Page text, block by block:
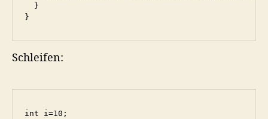
  }
Schleifen:
int i=10;